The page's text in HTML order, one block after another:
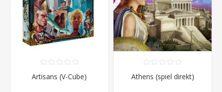
Artisans (V-Cube) Athens (spiel direkt)